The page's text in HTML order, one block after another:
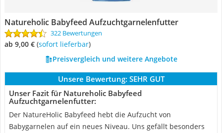
Natureholic Babyfeed Aufzuchtgarnelenfutter
322 Bewertungen
ab 9,00 € ( Sofort lieferbar)
Preisvergleich und weitere Angebote
Unsere Bewertung: SEHR GUT
Unser Fazit für Natureholic Babyfeed
Aufzuchtgarnelenfutter:
Der NatureHolic Babyfeed hebt die Aufzucht von
Babygarnelen auf ein neues Niveau. Uns gefällt besonders